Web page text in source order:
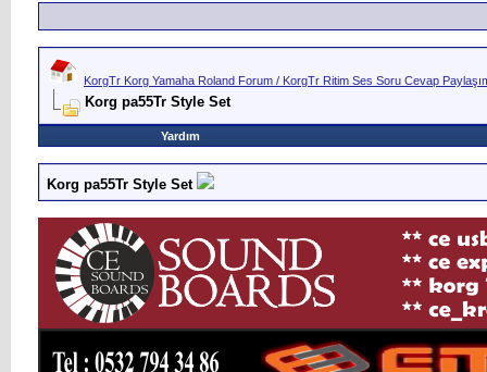
KorgTr Korg Yamaha Roland Forum / KorgTr Ritim Ses Soru Cevap
Korg pa55Tr Style Set
Yardım
Korg pa55Tr Style Set